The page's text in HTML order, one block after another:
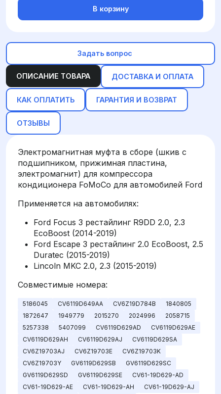
ОПИСАНИЕ ТОВАРА ДОСТАВКА И ОПЛАТА
КАК ОПЛАТИТЬ ГАРАНТИЯ И ВОЗВРАТ
ОТЗЫВЫ
Электромагнитная муфта в сборе (шкив с
подшипником, прижимная пластина,
электромагнит) для компрессора
кондиционера FoMoCo для автомобилей Ford
Применяется на автомобилях:
Ford Focus 3 рестайлинг R9DD 2.0, 2.3
EcoBoost (2014-2019)
Ford Escape 3 рестайлинг 2.0 EcoBoost, 2.5
Duratec (2015-2019)
Lincoln MKC 2.0, 2.3 (2015-2019)
Совместимые номера:
5186045 CV6119D649AA CV6Z19D784B
1840805
1872647
1949779 2015270 2024996
2058715
5257338
5407099 CV6119D629AD
CV6119D629AE
CV6119D629AH
CV6119D629AJ
CV6119D629SA
CV6Z19703AJ
CV6Z19703E
CV6Z19703K
CV6Z19703Y
GV6119D629SB
GV6119D629SC
GV6119D629SD
GV6119D629SE
CV61-19D629-AD
CV61-19D629-AE
CV61-19D629-AH
CV61-19D629-AJ
В корзину
Задать вопрос